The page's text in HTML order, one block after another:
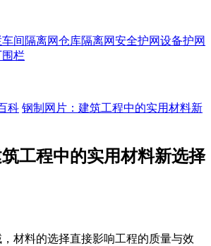
车间隔离网仓库隔离网安全护网设备护网
围栏
科 钢制网片：建筑工程中的实用材料新
工程中的实用材料新选择
料的选择直接影响工程的质量与效